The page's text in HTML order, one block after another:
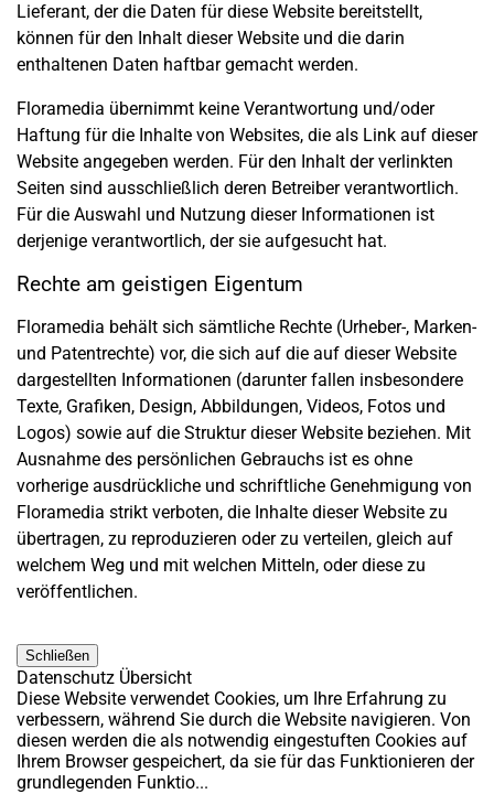
Lieferant, der die Daten für diese Website bereitstellt,
können für den Inhalt dieser Website und die darin
enthaltenen Daten haftbar gemacht werden.
Floramedia übernimmt keine Verantwortung und/oder
Haftung für die Inhalte von Websites, die als Link auf dieser
Website angegeben werden. Für den Inhalt der verlinkten
Seiten sind ausschließlich deren Betreiber verantwortlich.
Für die Auswahl und Nutzung dieser Informationen ist
derjenige verantwortlich, der sie aufgesucht hat.
Rechte am geistigen Eigentum
Floramedia behält sich sämtliche Rechte (Urheber-, Marken-
und Patentrechte) vor, die sich auf die auf dieser Website
dargestellten Informationen (darunter fallen insbesondere
Texte, Grafiken, Design, Abbildungen, Videos, Fotos und
Logos) sowie auf die Struktur dieser Website beziehen. Mit
Ausnahme des persönlichen Gebrauchs ist es ohne
vorherige ausdrückliche und schriftliche Genehmigung von
Floramedia strikt verboten, die Inhalte dieser Website zu
übertragen, zu reproduzieren oder zu verteilen, gleich auf
welchem Weg und mit welchen Mitteln, oder diese zu
veröffentlichen.
Schließen
Datenschutz Übersicht
Diese Website verwendet Cookies, um Ihre Erfahrung zu
verbessern, während Sie durch die Website navigieren. Von
diesen werden die als notwendig eingestuften Cookies auf
Ihrem Browser gespeichert, da sie für das Funktionieren der
grundlegenden Funktio...